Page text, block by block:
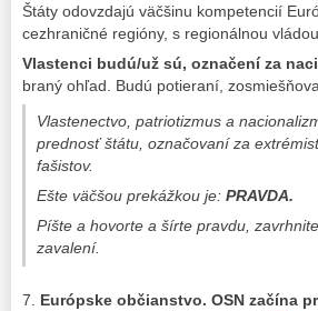
Štáty odovzdajú väčšinu kompetencií
cezhraničné regióny, s regionálnou vládou.
Vlastenci budú/už sú, označení za
braný ohľad. Budú potieraní,
Vlastenectvo, patriotizmus a
prednosť štátu, označovaní za
fašistov.
Ešte väčšou prekážkou je: PRAVDA.
Píšte a hovorte a šírte pravdu,
zavalení.
7. Európske občianstvo. OSN začína